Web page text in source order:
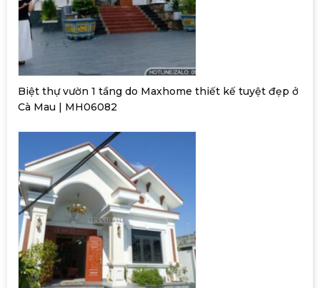
Biệt thự vườn 1 tầng do Maxhome thiết kế tuyệt đẹp ở
Cà Mau | MH06082